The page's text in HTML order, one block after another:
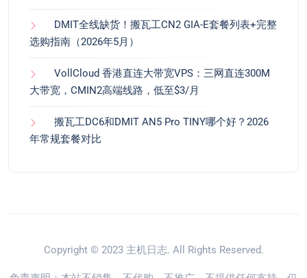
DMIT全线缺货！搬瓦工CN2 GIA-E套餐列表+完整
选购指南（2026年5月）
VollCloud 香港直连大带宽VPS：三网直连300M
大带宽，CMIN2高端线路，低至$3/月
搬瓦工DC6和DMIT AN5 Pro TINY哪个好？2026
年常规套餐对比
Copyright © 2023 主机日志. All Rights Reserved.